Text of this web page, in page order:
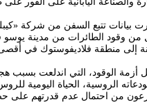
إلى منطقة فلاديفوستوك في
أزمة الوقود، التي اندلعت بسبب
الروسية، الحياة اليومية
من احتمال عدم قدرتهم على